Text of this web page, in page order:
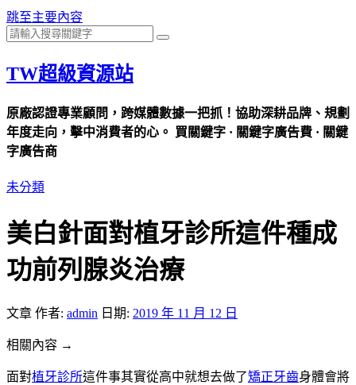
跳至主要內容
TW超級資源站
原廠認證專業顧問，跨媒體數據一把抓！協助深耕品牌、規劃
年度走向，擊中消費者的心。 買關鍵字 · 關鍵字廣告費 · 關鍵
字廣告商
未分類
美白針面對植牙診所這件種成
功前列腺炎治療
文章 作者: admin 日期: 2019 年 11 月 12 日
相關內容 →
面對植牙診所這件事其實從高中就想去做了矯正牙齒身體會將